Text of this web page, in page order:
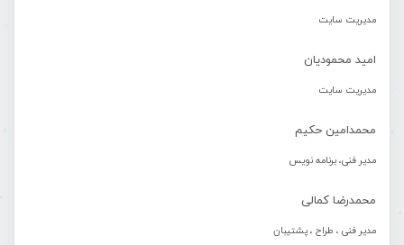
مدیریت سایت
امید محمودیان
مدیریت سایت
محمدامین حکیم
مدیر فنی، برنامه نویس
محمدرضا کمالی
مدیر فنی ، طراح ، پشتیبان